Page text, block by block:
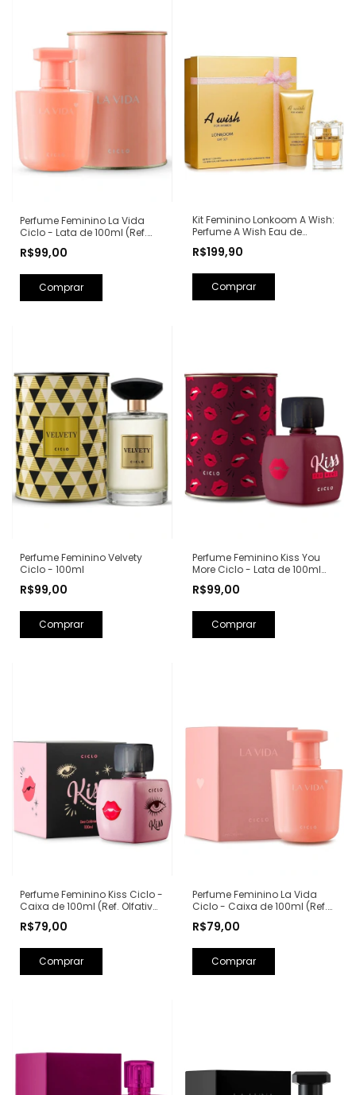
Perfume Feminino La Vida
Ciclo - Lata de 100ml (Ref.
Lancôme)
R$99,00
Kit Feminino Lonkoom A Wish:
Perfume A Wish Eau de
Parfum 100ml + Loção
Hidratante Corporal
R$199,90
Perfume Feminino Velvety
Ciclo - 100ml
R$99,00
Perfume Feminino Kiss You
More Ciclo - Lata de 100ml
Laurent)
R$99,00
Perfume Feminino Kiss Ciclo -
Caixa de 100ml (Ref. Olfativa:
R$79,00
Perfume Feminino La Vida
Ciclo - Caixa de 100ml (Ref.
Lancôme)
R$79,00